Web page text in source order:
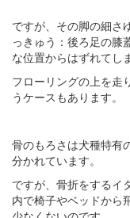
ですが、その脚の細さ
っきゅう：後ろ足の膝
な位置からはずれてし
フローリングの上を走
うケースもあります。
骨のもろさは犬種特有
分かれています。
ですが、骨折をするイ
内で椅子やベッドから